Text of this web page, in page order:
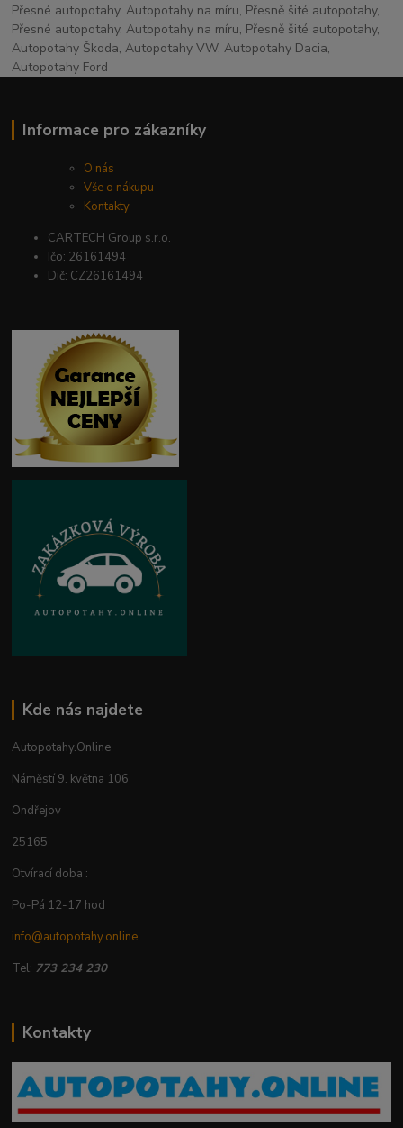
Přesné autopotahy, Autopotahy na míru, Přesně šité autopotahy,
Přesné autopotahy, Autopotahy na míru, Přesně šité autopotahy,
Autopotahy Škoda, Autopotahy VW, Autopotahy Dacia,
Autopotahy Ford
Informace pro zákazníky
O nás
Vše o nákupu
Kontakty
CARTECH Group s.r.o.
Ičo: 26161494
Dič: CZ26161494
Kde nás najdete
Autopotahy.Online
Náměstí 9. května 106
Ondřejov
25165
Otvírací doba :
Po-Pá 12-17 hod
info@autopotahy.online
Tel: 773 234 230
Kontakty